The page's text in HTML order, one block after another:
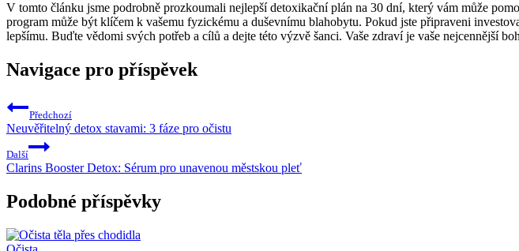
V tomto článku jsme podrobně prozkoumali nejlepší detoxikační plán na 30 dní, který vám může
program může být klíčem k vašemu fyzickému a duševnímu blahobytu. Pokud jste připraveni
lepšímu. Buďte vědomi svých potřeb a cílů a dejte této výzvě šanci. Vaše zdraví je vaše nejcennější
Navigace pro příspěvek
Předchozí
Neuvěřitelný detox stavami: 3 fáze pro očistu
Další
Clarins Booster Detox: Sérum pro unavenou městskou pleť
Podobné příspěvky